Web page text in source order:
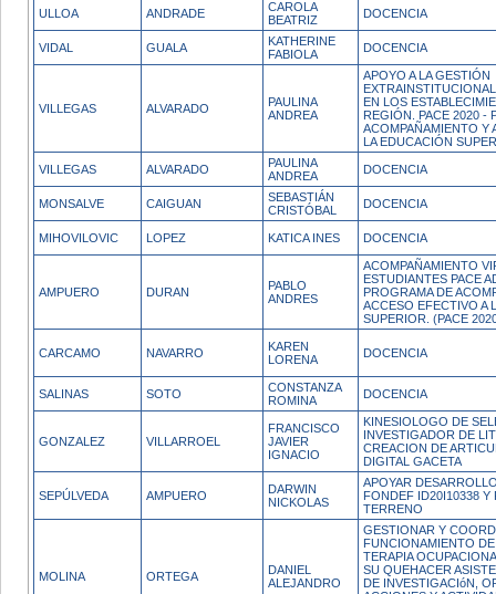
ULLOA ANDRADE
CAROLA
BEATRIZ
DOCENCIA
VIDAL GUALA
KATHERINE
FABIOLA
DOCENCIA
VILLEGAS ALVARADO
PAULINA
ANDREA
APOYO A LA GESTIÓN
EN LOS
REGIÓN. PACE 2020 -
ACOMPAÑAMIENTO Y
LA EDUCACIÓN
VILLEGAS ALVARADO
PAULINA
ANDREA
DOCENCIA
MONSALVE CAIGUAN
SEBASTIÁN
CRISTÓBAL
DOCENCIA
MIHOVILOVIC LOPEZ KATICA INES DOCENCIA
AMPUERO DURAN
PABLO
ANDRES
ACOMPAÑAMIENTO
ESTUDIANTES PACE
PROGRAMA DE
ACCESO EFECTIVO A
SUPERIOR. (PACE
CARCAMO NAVARRO
KAREN
LORENA
DOCENCIA
SALINAS SOTO
CONSTANZA
ROMINA
DOCENCIA
GONZALEZ VILLARROEL
FRANCISCO
JAVIER
IGNACIO
KINESIOLOGO DE
INVESTIGADOR DE
CREACION DE
DIGITAL GACETA
SEPÚLVEDA AMPUERO
DARWIN
NICKOLAS
APOYAR
FONDEF ID20I10338 Y
TERRENO
MOLINA ORTEGA
DANIEL
ALEJANDRO
GESTIONAR Y
FUNCIONAMIENTO
TERAPIA
SU QUEHACER
DE INVESTIGACIóN,